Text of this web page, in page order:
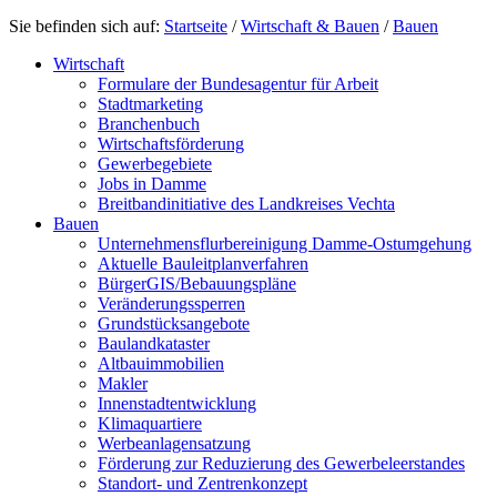
Sie befinden sich auf: Startseite /Wirtschaft & Bauen /Bauen
Wirtschaft
Formulare der Bundesagentur für Arbeit
Stadtmarketing
Branchenbuch
Wirtschaftsförderung
Gewerbegebiete
Jobs in Damme
Breitbandinitiative des Landkreises Vechta
Bauen
Unternehmensflurbereinigung Damme-Ostumgehung
Aktuelle Bauleitplanverfahren
BürgerGIS/Bebauungspläne
Veränderungssperren
Grundstücksangebote
Baulandkataster
Altbauimmobilien
Makler
Innenstadtentwicklung
Klimaquartiere
Werbeanlagensatzung
Förderung zur Reduzierung des Gewerbeleerstandes
Standort- und Zentrenkonzept